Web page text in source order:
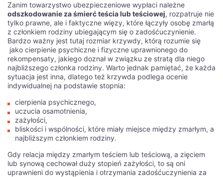
рабочее зеркало Izziпредоставляет возможность игрокам
из России наслаждаться всеми преимуществами казино
без ограничений. Благодаря этому зеркалу, пользователи
могут безопасно вносить депозиты, выбирать из большого
разнообразия игр и участвовать в различных акциях и
бонусах. Российские игроки могут быть уверены в том, что
рабочее зеркало Izzi обеспечивает надежную и безопасную
игровую платформу.
удобным способом для российских игроков увеличить свои
шансы на победу в казино. Благодаря доступу к играм
через зеркало, игроки могут наслаждаться азартом в
любое время и из любого места. Не упустите возможность
повысить свои шансы на победу в Izzi казино -
игрой без ограничений.
Zanim towarzystwo ubezpieczeniowe wypłaci należne
odszkodowanie za śmierć teścia lub teściowej, rozpatruje nie
tylko prawne, ale i faktyczne więzy, które łączyły osobę zmarłą
z członkiem rodziny ubiegającym się o zadośćuczynienie.
Bardzo ważny jest tutaj rozmiar krzywdy, którą rozumie się
jako cierpienie psychiczne i fizyczne uprawnionego do
rekompensaty, jakiego doznał w związku ze stratą dla niego
najbliższego członka rodziny. Warto jednak pamiętać, że każda
sytuacja jest inna, dlatego też krzywda podlega ocenie
indywidualnej na podstawie stopnia:
cierpienia psychicznego,
uczucia osamotnienia,
zażyłości,
bliskości i wspólności, które miały miejsce między zmarłym, a
najbliższym członkiem rodziny.
Gdy relacja między zmarłym teściem lub teściową, a zięciem
lub synową cechował duży stopień zażyłości, to są oni
uprawnieni do wystąpienia i otrzymania zadośćuczynienia za